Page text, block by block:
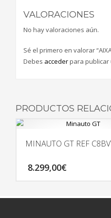
VALORACIONES
No hay valoraciones aún.
Sé el primero en valorar
Debes accederpara publicar
PRODUCTOS
MINAUTO GT REF
8.299,00€